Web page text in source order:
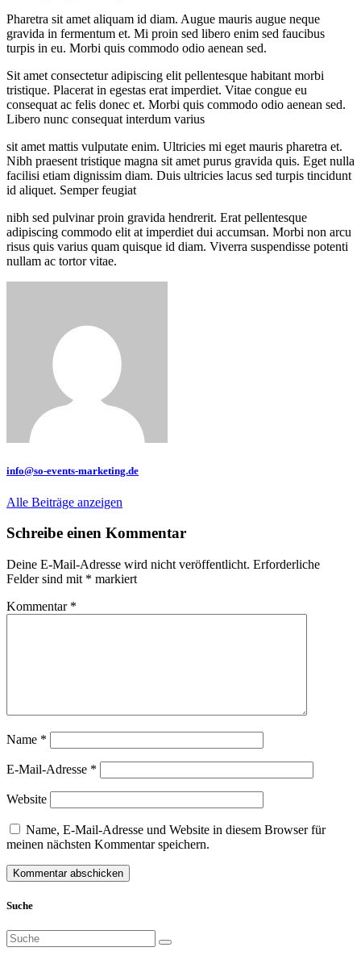
Pharetra sit amet aliquam id diam. Augue mauris augue neque
gravida in fermentum et. Mi proin sed libero enim sed faucibus
turpis in eu. Morbi quis commodo odio aenean sed.
Sit amet consectetur adipiscing elit pellentesque habitant morbi
tristique. Placerat in egestas erat imperdiet. Vitae congue eu
consequat ac felis donec et. Morbi quis commodo odio aenean sed.
Libero nunc consequat interdum varius
sit amet mattis vulputate enim. Ultricies mi eget mauris pharetra et.
Nibh praesent tristique magna sit amet purus gravida quis. Eget nulla
facilisi etiam dignissim diam. Duis ultricies lacus sed turpis tincidunt
id aliquet. Semper feugiat
nibh sed pulvinar proin gravida hendrerit. Erat pellentesque
adipiscing commodo elit at imperdiet dui accumsan. Morbi non arcu
risus quis varius quam quisque id diam. Viverra suspendisse potenti
nullam ac tortor vitae.
info@so-events-marketing.de
Alle Beiträge anzeigen
Schreibe einen Kommentar
Deine E-Mail-Adresse wird nicht veröffentlicht. Erforderliche
Felder sind mit * markiert
Kommentar *
Name *
E-Mail-Adresse *
Website
Name, E-Mail-Adresse und Website in diesem Browser für
meinen nächsten Kommentar speichern.
Suche
Suchen
nach: